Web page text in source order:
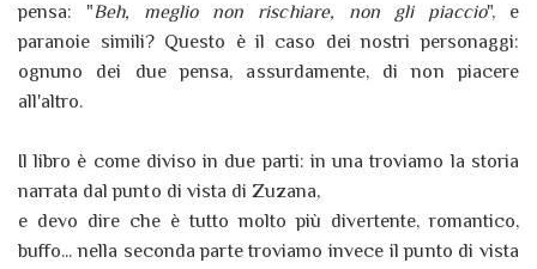
pensa: "Beh, meglio non rischiare, non gli piaccio", e
paranoie simili? Questo è il caso dei nostri personaggi:
ognuno dei due pensa, assurdamente, di non piacere
all'altro.
Il libro è come diviso in due parti: in una troviamo la storia
narrata dal punto di vista di Zuzana,
e devo dire che è tutto molto più divertente, romantico,
buffo... nella seconda parte troviamo invece il punto di vista